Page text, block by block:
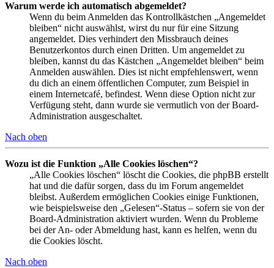
Warum werde ich automatisch abgemeldet?
Wenn du beim Anmelden das Kontrollkästchen „Angemeldet
bleiben“ nicht auswählst, wirst du nur für eine Sitzung
angemeldet. Dies verhindert den Missbrauch deines
Benutzerkontos durch einen Dritten. Um angemeldet zu
bleiben, kannst du das Kästchen „Angemeldet bleiben“ beim
Anmelden auswählen. Dies ist nicht empfehlenswert, wenn
du dich an einem öffentlichen Computer, zum Beispiel in
einem Internetcafé, befindest. Wenn diese Option nicht zur
Verfügung steht, dann wurde sie vermutlich von der Board-
Administration ausgeschaltet.
Nach oben
Wozu ist die Funktion „Alle Cookies löschen“?
„Alle Cookies löschen“ löscht die Cookies, die phpBB erstellt
hat und die dafür sorgen, dass du im Forum angemeldet
bleibst. Außerdem ermöglichen Cookies einige Funktionen,
wie beispielsweise den „Gelesen“-Status – sofern sie von der
Board-Administration aktiviert wurden. Wenn du Probleme
bei der An- oder Abmeldung hast, kann es helfen, wenn du
die Cookies löscht.
Nach oben